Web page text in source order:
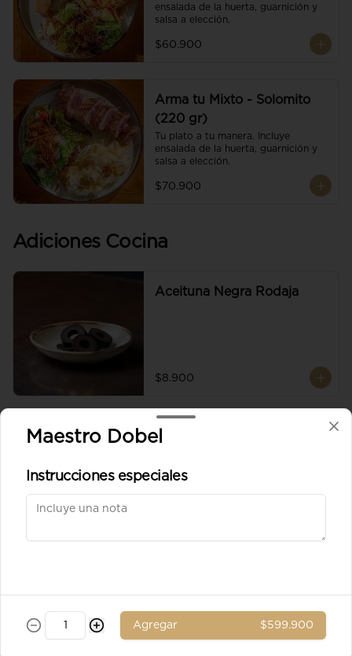
ensalada de la huerta, guarnición y
salsa a elección.
$60.900
Arma tu Mixto - Solomito
(220 gr)
Tu plato a tu manera. Incluye
ensalada de la huerta, guarnición y
salsa a elección.
$70.900
Adiciones Cocina
Aceituna Negra Rodaja
$8.900
Aceituna verde entera
Maestro Dobel
Instrucciones especiales
Agregar $599.900